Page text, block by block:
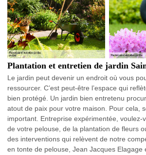
Plantation et entretien de jardin
Le jardin peut devenir un endroit où vous
ressourcer. C’est peut-être l’espace qui
bien protégé. Un jardin bien entretenu
atout de paix pour votre maison. Pour cela,
important. Entreprise expérimentée, voulez-
de votre pelouse, de la plantation de fleurs
des interventions qui relèvent de notre
en tonte de pelouse, Jean Jacques Elagage